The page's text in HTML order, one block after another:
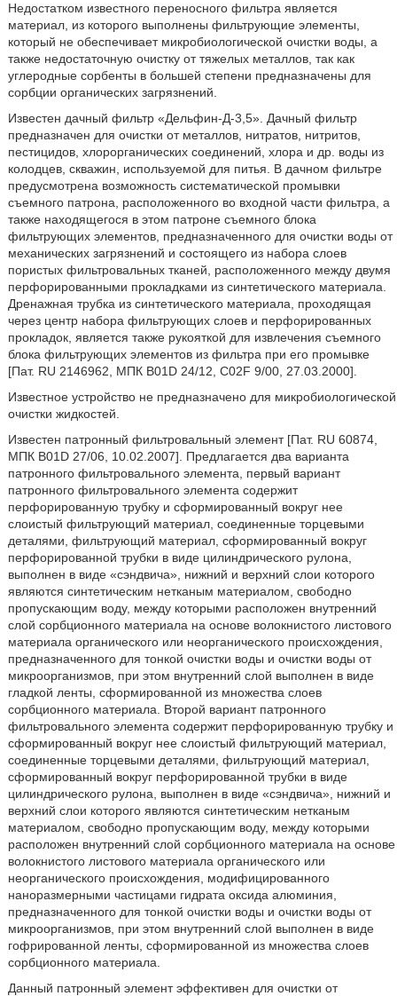
Недостатком известного переносного фильтра является
материал, из которого выполнены фильтрующие элементы,
который не обеспечивает микробиологической очистки воды, а
также недостаточную очистку от тяжелых металлов, так как
углеродные сорбенты в большей степени предназначены для
сорбции органических загрязнений.
Известен дачный фильтр «Дельфин-Д-3,5». Дачный фильтр
предназначен для очистки от металлов, нитратов, нитритов,
пестицидов, хлорорганических соединений, хлора и др. воды из
колодцев, скважин, используемой для питья. В дачном фильтре
предусмотрена возможность систематической промывки
съемного патрона, расположенного во входной части фильтра, а
также находящегося в этом патроне съемного блока
фильтрующих элементов, предназначенного для очистки воды от
механических загрязнений и состоящего из набора слоев
пористых фильтровальных тканей, расположенного между двумя
перфорированными прокладками из синтетического материала.
Дренажная трубка из синтетического материала, проходящая
через центр набора фильтрующих слоев и перфорированных
прокладок, является также рукояткой для извлечения съемного
блока фильтрующих элементов из фильтра при его промывке
[Пат. RU 2146962, МПК B01D 24/12, C02F 9/00, 27.03.2000].
Известное устройство не предназначено для микробиологической
очистки жидкостей.
Известен патронный фильтровальный элемент [Пат. RU 60874,
МПК B01D 27/06, 10.02.2007]. Предлагается два варианта
патронного фильтровального элемента, первый вариант
патронного фильтровального элемента содержит
перфорированную трубку и сформированный вокруг нее
слоистый фильтрующий материал, соединенные торцевыми
деталями, фильтрующий материал, сформированный вокруг
перфорированной трубки в виде цилиндрического рулона,
выполнен в виде «сэндвича», нижний и верхний слои которого
являются синтетическим нетканым материалом, свободно
пропускающим воду, между которыми расположен внутренний
слой сорбционного материала на основе волокнистого листового
материала органического или неорганического происхождения,
предназначенного для тонкой очистки воды и очистки воды от
микроорганизмов, при этом внутренний слой выполнен в виде
гладкой ленты, сформированной из множества слоев
сорбционного материала. Второй вариант патронного
фильтровального элемента содержит перфорированную трубку и
сформированный вокруг нее слоистый фильтрующий материал,
соединенные торцевыми деталями, фильтрующий материал,
сформированный вокруг перфорированной трубки в виде
цилиндрического рулона, выполнен в виде «сэндвича», нижний и
верхний слои которого являются синтетическим нетканым
материалом, свободно пропускающим воду, между которыми
расположен внутренний слой сорбционного материала на основе
волокнистого листового материала органического или
неорганического происхождения, модифицированного
наноразмерными частицами гидрата оксида алюминия,
предназначенного для тонкой очистки воды и очистки воды от
микроорганизмов, при этом внутренний слой выполнен в виде
гофрированной ленты, сформированной из множества слоев
сорбционного материала.
Данный патронный элемент эффективен для очистки от